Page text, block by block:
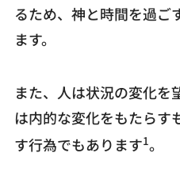
るため、神と時間を過ご
ます。
また、人は状況の変化を
は内的な変化をもたらす
す行為でもあります1。